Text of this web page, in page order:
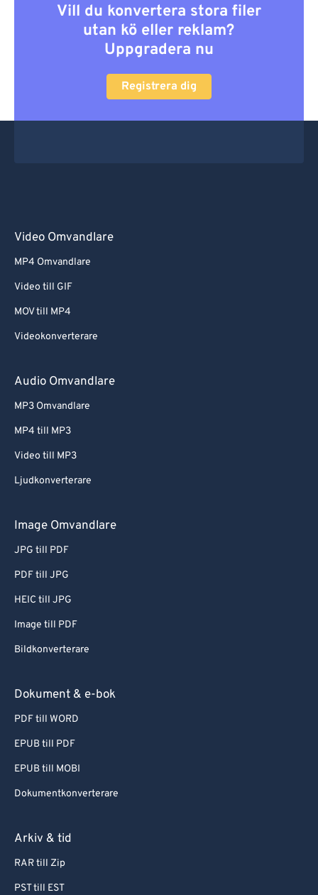
Vill du konvertera stora filer
utan kö eller reklam?
Uppgradera nu
Registrera dig
Video Omvandlare
MP4 Omvandlare
Video till GIF
MOV till MP4
Videokonverterare
Audio Omvandlare
MP3 Omvandlare
MP4 till MP3
Video till MP3
Ljudkonverterare
Image Omvandlare
JPG till PDF
PDF till JPG
HEIC till JPG
Image till PDF
Bildkonverterare
Dokument & e-bok
PDF till WORD
EPUB till PDF
EPUB till MOBI
Dokumentkonverterare
Arkiv & tid
RAR till Zip
PST till EST